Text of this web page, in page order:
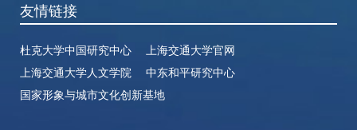
友情链接
杜克大学中国研究中心
上海交通大学官网
上海交通大学人文学院
中东和平研究中心
国家形象与城市文化创新基地